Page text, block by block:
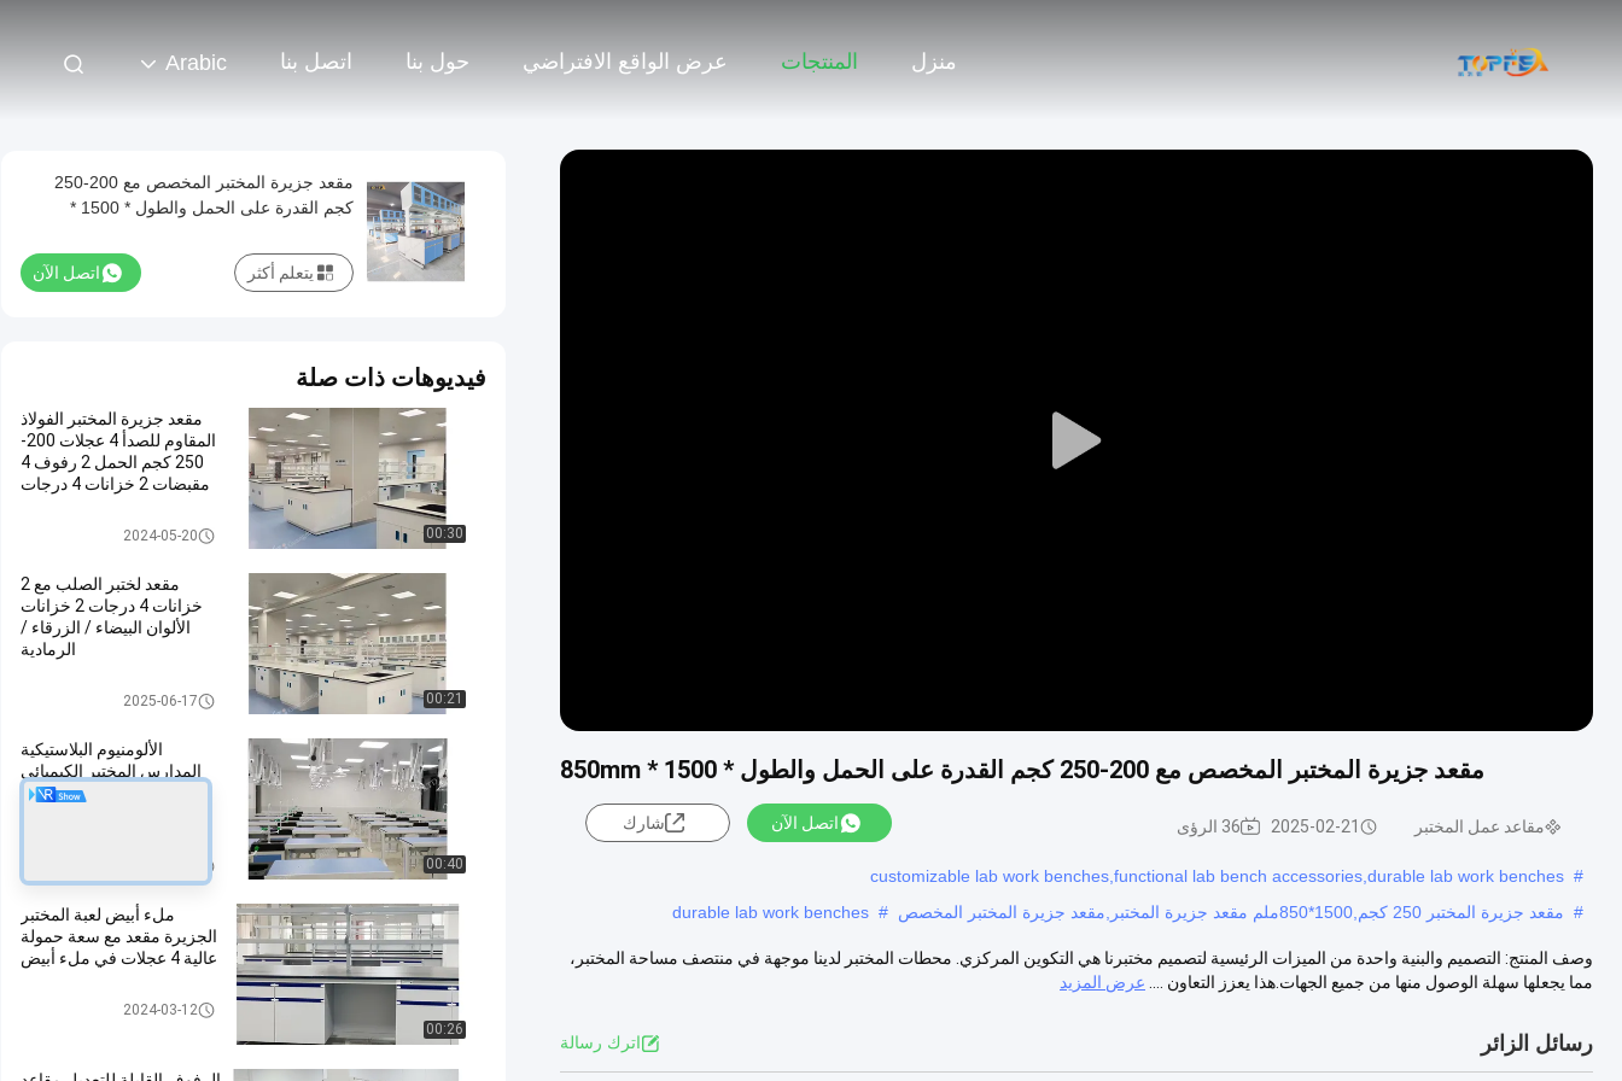
منزل المنتجات عرض الواقع الافتراضي حول بنا اتصل بنا Arabic
Play
مقعد جزيرة المختبر المخصص مع 200-250 كجم القدرة على الحمل والطول * 1500 * 850mm
مقاعد عمل المختبر 2025-02-21 36 الرؤى اتصل الآن شارك
#
customizable lab work benches,functional lab bench accessories,durable lab work benches
# مقعد جزيرة المختبر 250 كجم,1500*850ملم مقعد جزيرة المختبر,مقعد جزيرة المختبر المخصص #
durable lab work benches
وصف المنتج: التصميم والبنية واحدة من الميزات الرئيسية لتصميم مختبرنا هي التكوين المركزي. محطات المختبر لدينا موجهة في منتصف مساحة المختبر،
مما يجعلها سهلة الوصول منها من جميع الجهات.هذا يعزز التعاون ....
عرض المزيد
رسائل الزائر اترك رسالة
مقعد جزيرة المختبر المخصص مع 200-250
كجم القدرة على الحمل والطول * 1500 *
اتصل الآن يتعلم أكثر
فيديوهات ذات صلة
00:30
مقعد جزيرة المختبر الفولاذ
المقاوم للصدأ 4 عجلات 200-
250 كجم الحمل 2 رفوف 4
مقبضات 2 خزانات 4 درجات
Lab Island Bench2024-05-20
00:21
مقعد لختبر الصلب مع 2
خزانات 4 درجات 2 خزانات
الألوان البيضاء / الزرقاء /
الرمادية
Lab Island Bench2025-06-17
00:40
الألومنيوم البلاستيكية
المدارس المختبر الكيميائي
الحاجيات غرفة الخزانات
00:26
ملء أبيض لعبة المختبر
الجزيرة مقعد مع سعة حمولة
عالية 4 عجلات في ملء أبيض
Lab Island Bench2024-03-12